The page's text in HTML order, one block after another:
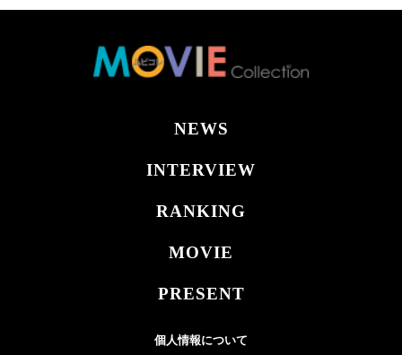
NEWS
INTERVIEW
RANKING
MOVIE
PRESENT
個人情報について